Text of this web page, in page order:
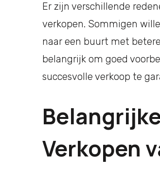
Er zijn verschillende
verkopen. Sommigen
naar een buurt met
belangrijk om goed
succesvolle verkoop te
Verkopen